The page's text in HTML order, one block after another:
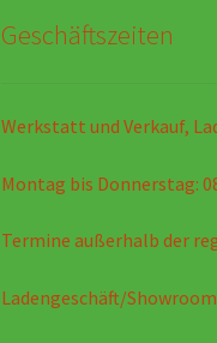
Geschäftszeiten
Werkstatt und Verkauf,
Montag bis Donnerstag:
Termine außerhalb der
Ladengeschäft/